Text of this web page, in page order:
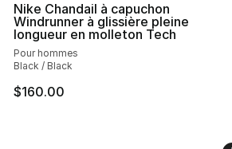
Nike Chandail à capuchon
Windrunner à glissière pleine
longueur en molleton Tech
Pour hommes
Black / Black
$160.00